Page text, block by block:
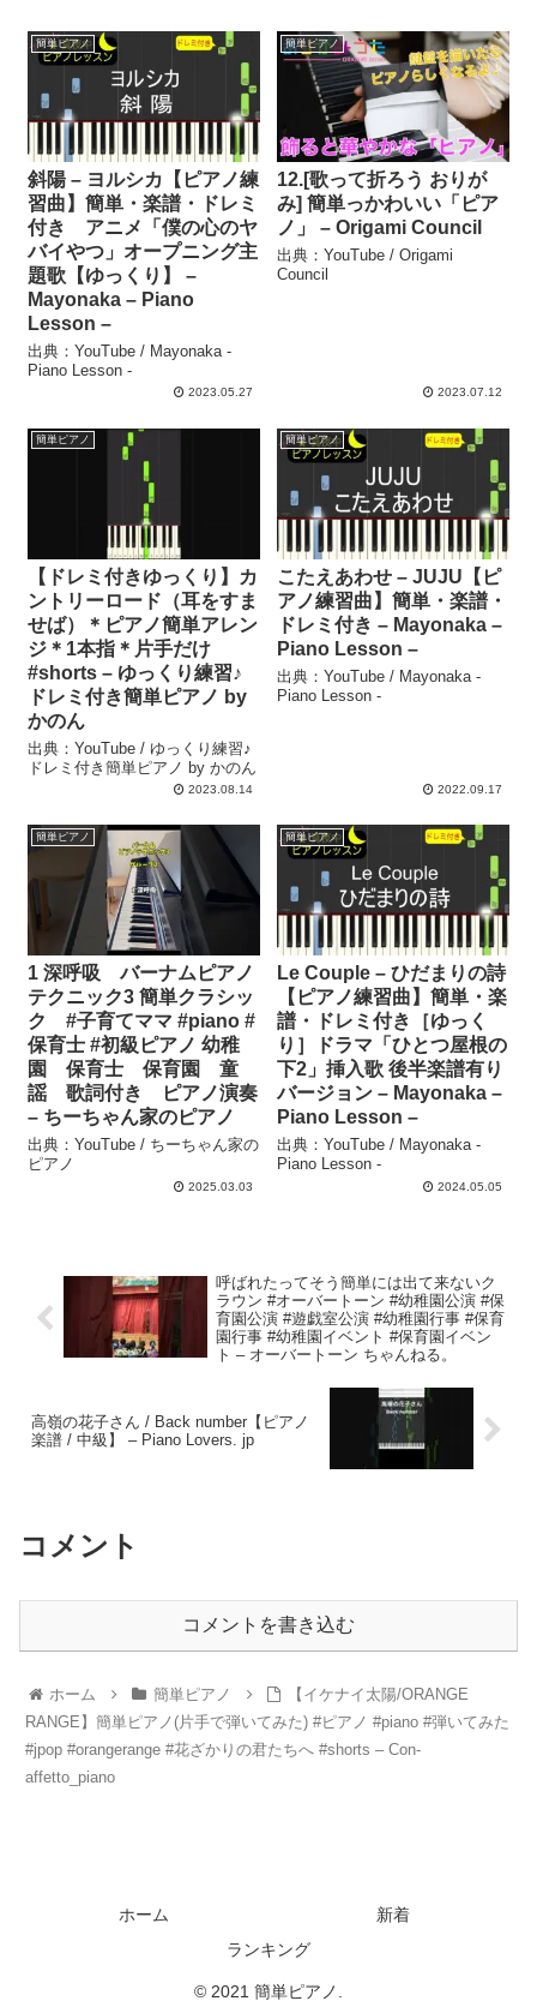
簡単ピアノ
斜陽 – ヨルシカ【ピアノ練
習曲】簡単・楽譜・ドレミ
付き アニメ「僕の心のヤ
バイやつ」オープニング主
題歌【ゆっくり】 –
Mayonaka – Piano
Lesson –
出典：YouTube / Mayonaka -
Piano Lesson -
2023.05.27
簡単ピアノ
12.[歌って折ろう おりが
み] 簡単っかわいい「ピア
ノ」 – Origami Council
出典：YouTube / Origami
Council
2023.07.12
簡単ピアノ
【ドレミ付きゆっくり】カ
ントリーロード（耳をすま
せば）＊ピアノ簡単アレン
ジ＊1本指＊片手だけ
#shorts – ゆっくり練習♪
ドレミ付き簡単ピアノ by
かのん
出典：YouTube / ゆっくり練習♪
ドレミ付き簡単ピアノ by かのん
2023.08.14
簡単ピアノ
こたえあわせ – JUJU【ピ
アノ練習曲】簡単・楽譜・
ドレミ付き – Mayonaka –
Piano Lesson –
出典：YouTube / Mayonaka -
Piano Lesson -
2022.09.17
簡単ピアノ
1 深呼吸 バーナムピアノ
テクニック3 簡単クラシッ
ク #子育てママ #piano #
保育士 #初級ピアノ 幼稚
園 保育士 保育園 童
謡 歌詞付き ピアノ演奏
– ちーちゃん家のピアノ
出典：YouTube / ちーちゃん家の
ピアノ
2025.03.03
簡単ピアノ
Le Couple – ひだまりの詩
【ピアノ練習曲】簡単・楽
譜・ドレミ付き［ゆっく
り］ドラマ「ひとつ屋根の
下2」挿入歌 後半楽譜有り
バージョン – Mayonaka –
Piano Lesson –
出典：YouTube / Mayonaka -
Piano Lesson -
2024.05.05
呼ばれたってそう簡単には出て来ないク
ラウン #オーバートーン #幼稚園公演 #保
育園公演 #遊戯室公演 #幼稚園行事 #保育
園行事 #幼稚園イベント #保育園イベン
ト – オーバートーン ちゃんねる。
高嶺の花子さん / Back number【ピアノ
楽譜 / 中級】 – Piano Lovers. jp
コメント
コメントを書き込む
ホーム 簡単ピアノ
【イケナイ太陽/ORANGE
RANGE】簡単ピアノ(片手で弾いてみた) #ピアノ #piano #弾いてみた
#jpop #orangerange #花ざかりの君たちへ #shorts – Con-
affetto_piano
ホーム
新着
ランキング
© 2021 簡単ピアノ.